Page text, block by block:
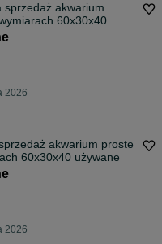
sprzedaż akwarium
60x30x40
dobrym stanie
2026
akwarium proste
60x30x40 używane
2026